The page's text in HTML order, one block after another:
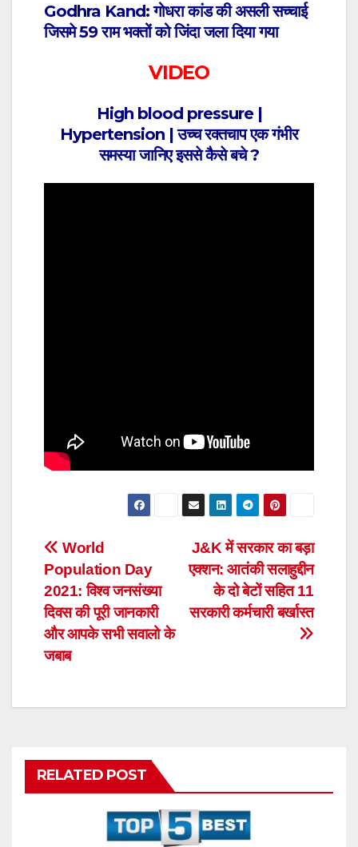
Godhra Kand: गोधरा कांड की असली सच्चाई
जिसमे 59 राम भक्तों को जिंदा जला दिया गया
VIDEO
High blood pressure |
Hypertension | उच्च रक्तचाप एक गंभीर
समस्या जानिए इससे कैसे बचे ?
Post
navigation
J&K में सरकार का बड़ा
एक्शन: आतंकी सलाहुद्दीन
के दो बेटों सहित 11
सरकारी कर्मचारी बर्खास्त
World
Population Day
2021: विश्व जनसंख्या
दिवस की पूरी जानकारी
और आपके सभी सवालो के
जबाब
RELATED POST